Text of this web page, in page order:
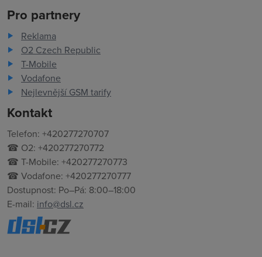
Pro partnery
Reklama
O2 Czech Republic
T-Mobile
Vodafone
Nejlevnější GSM tarify
Kontakt
Telefon: +420277270707
☎ O2: +420277270772
☎ T-Mobile: +420277270773
☎ Vodafone: +420277270777
Dostupnost: Po–Pá: 8:00–18:00
E-mail: info@dsl.cz